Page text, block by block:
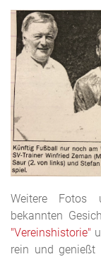
Weitere Fotos
bekannten
"Vereinshistorie"
rein und genießt